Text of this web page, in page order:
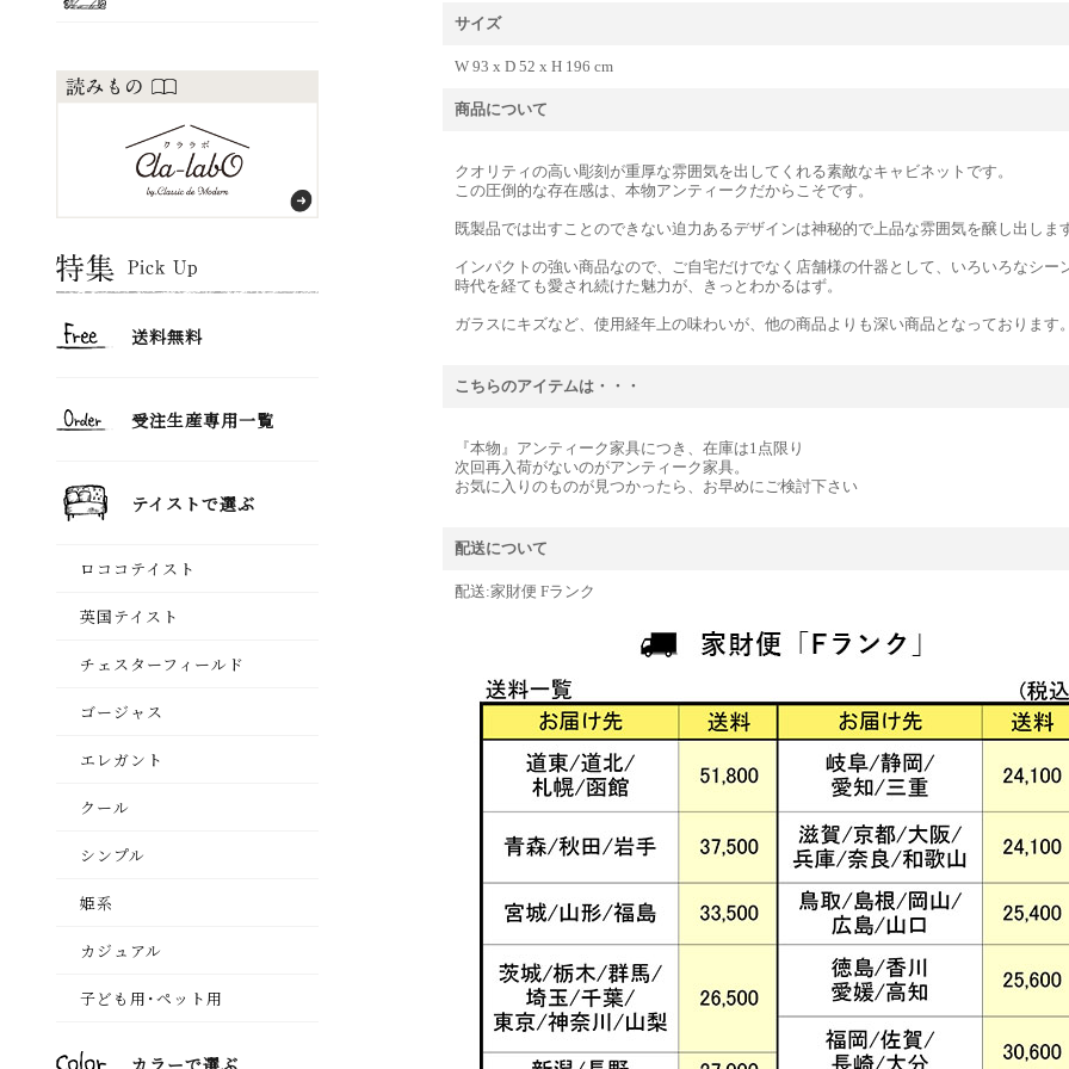
サイズ
W 93 x D 52 x H 196 cm
商品について
クオリティの高い彫刻が重厚な雰囲気を出してくれる素敵なキャビネットです。
この圧倒的な存在感は、本物アンティークだからこそです。
既製品では出すことのできない迫力あるデザインは神秘的で上品な雰囲気を醸し出します
インパクトの強い商品なので、ご自宅だけでなく店舗様の什器として、いろいろなシー
時代を経ても愛され続けた魅力が、きっとわかるはず。
ガラスにキズなど、使用経年上の味わいが、他の商品よりも深い商品となっております。
こちらのアイテムは・・・
『本物』アンティーク家具につき、在庫は1点限り
次回再入荷がないのがアンティーク家具。
お気に入りのものが見つかったら、お早めにご検討下さい
配送について
配送:家財便 Fランク